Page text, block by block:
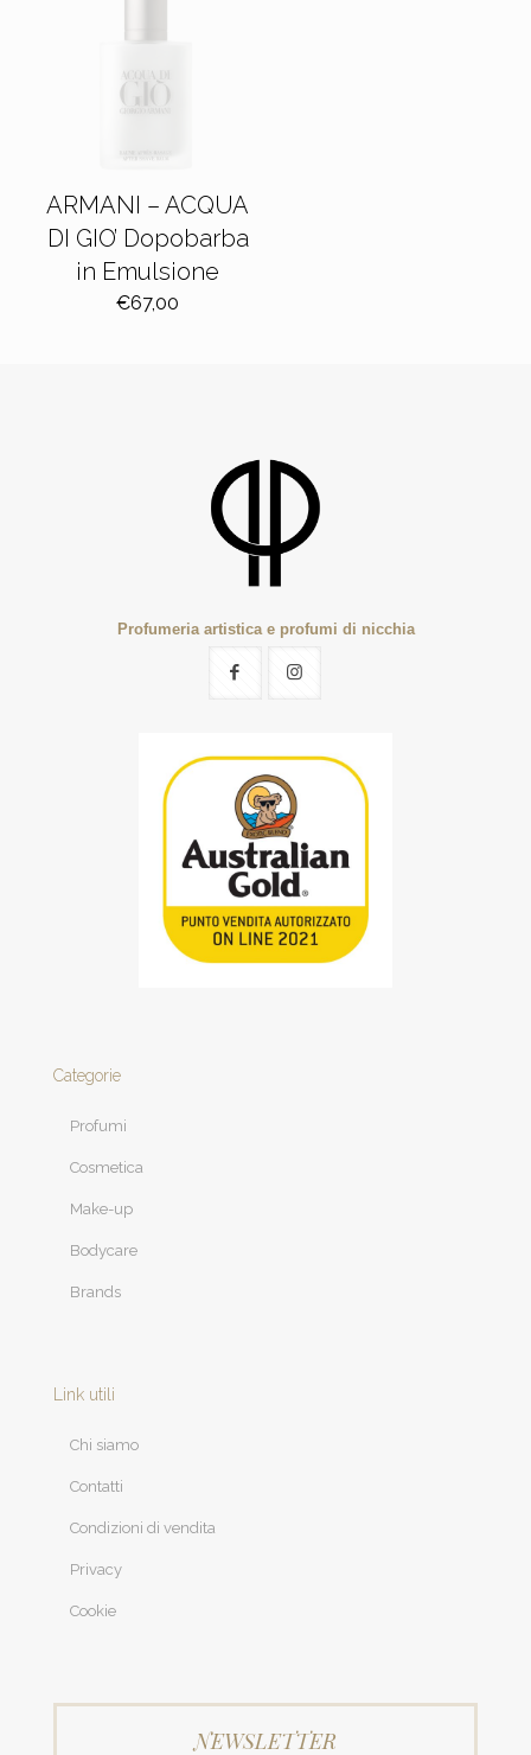
ARMANI – ACQUA
DI GIO’ Dopobarba
in Emulsione
€67,00
Profumeria artistica e profumi di nicchia
Categorie
Profumi
Cosmetica
Make-up
Bodycare
Brands
Link utili
Chi siamo
Contatti
Condizioni di vendita
Privacy
Cookie
NEWSLETTER